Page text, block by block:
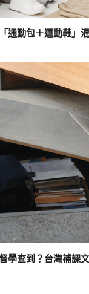
通勤包＋運動鞋」
學查到？台灣補課